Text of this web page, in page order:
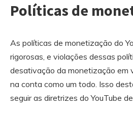
Políticas de
As políticas de monetização do
rigorosas, e violações dessas
desativação da monetização em
na conta como um todo. Isso
seguir as diretrizes do YouTube